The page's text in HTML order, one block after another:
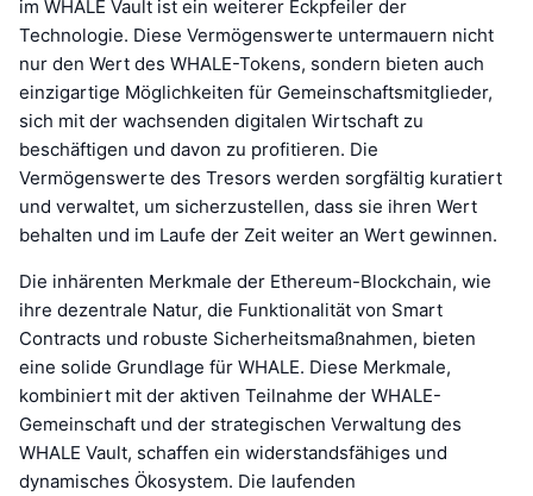
im WHALE Vault ist ein weiterer Eckpfeiler der
Technologie. Diese Vermögenswerte untermauern nicht
nur den Wert des WHALE-Tokens, sondern bieten auch
einzigartige Möglichkeiten für Gemeinschaftsmitglieder,
sich mit der wachsenden digitalen Wirtschaft zu
beschäftigen und davon zu profitieren. Die
Vermögenswerte des Tresors werden sorgfältig kuratiert
und verwaltet, um sicherzustellen, dass sie ihren Wert
behalten und im Laufe der Zeit weiter an Wert gewinnen.
Die inhärenten Merkmale der Ethereum-Blockchain, wie
ihre dezentrale Natur, die Funktionalität von Smart
Contracts und robuste Sicherheitsmaßnahmen, bieten
eine solide Grundlage für WHALE. Diese Merkmale,
kombiniert mit der aktiven Teilnahme der WHALE-
Gemeinschaft und der strategischen Verwaltung des
WHALE Vault, schaffen ein widerstandsfähiges und
dynamisches Ökosystem. Die laufenden